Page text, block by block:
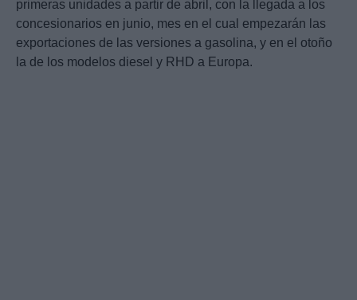
primeras unidades a partir de abril, con la llegada a los
concesionarios en junio, mes en el cual empezarán las
exportaciones de las versiones a gasolina, y en el otoño
la de los modelos diesel y RHD a Europa.